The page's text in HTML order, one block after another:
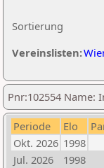
Sortierung
Vereinslisten:
Pnr:102554 Name:
Periode Elo
Okt. 2026 1998
Jul. 2026
1998